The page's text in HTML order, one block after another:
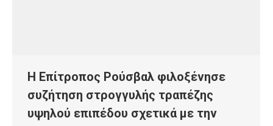
Η Επίτροπος Ρούσβαλ φιλοξένησε
συζήτηση στρογγυλής τραπέζης
υψηλού επιπέδου σχετικά με την